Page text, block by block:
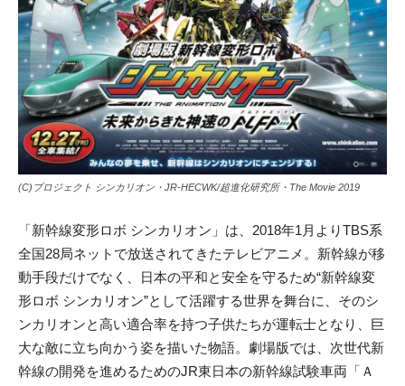
(C)プロジェクト シンカリオン・JR-HECWK/超進化研究所・The Movie 2019
「新幹線変形ロボ シンカリオン」は、2018年1月よりTBS系
全国28局ネットで放送されてきたテレビアニメ。新幹線が移
動手段だけでなく、日本の平和と安全を守るため“新幹線変
形ロボ シンカリオン”として活躍する世界を舞台に、そのシ
ンカリオンと高い適合率を持つ子供たちが運転士となり、巨
大な敵に立ち向かう姿を描いた物語。劇場版では、次世代新
幹線の開発を進めるためのJR東日本の新幹線試験車両「Ａ